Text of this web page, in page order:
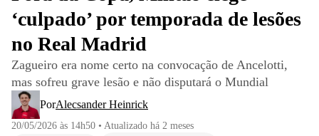
‘culpado’ por temporada de lesões
no Real Madrid
Zagueiro era nome certo na convocação de Ancelotti,
mas sofreu grave lesão e não disputará o Mundial
PorAlecsander Heinrick
20/05/2026 às 14h50 • Atualizado há 2 meses